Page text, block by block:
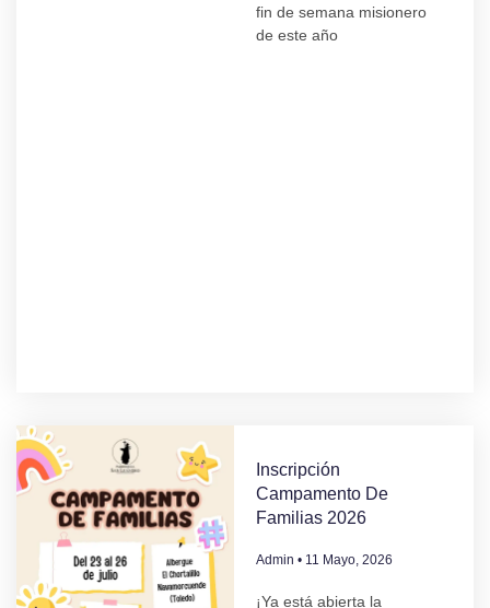
fin de semana misionero
de este año
Inscripción
Campamento De
Familias 2026
Admin 11 Mayo, 2026
¡Ya está abierta la